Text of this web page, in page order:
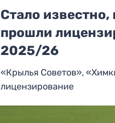
Стало
прошли
2025/26
«Крылья Советов»,
лицензирование